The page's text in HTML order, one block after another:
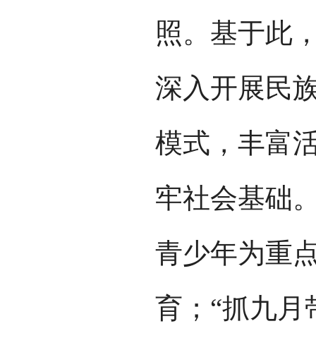
照。基于此
深入开展民
模式，丰富
牢社会基础
青少年为重
育；“抓九月